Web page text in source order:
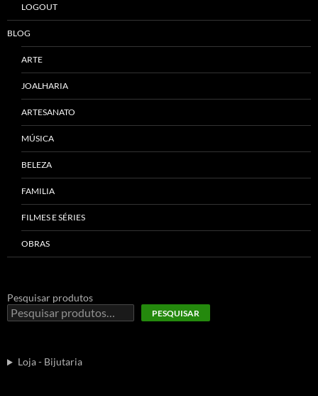
LOGOUT
BLOG
ARTE
JOALHARIA
ARTESANATO
MÚSICA
BELEZA
FAMILIA
FILMES E SÉRIES
OBRAS
Pesquisar produtos
PESQUISAR
Loja - Bijutaria